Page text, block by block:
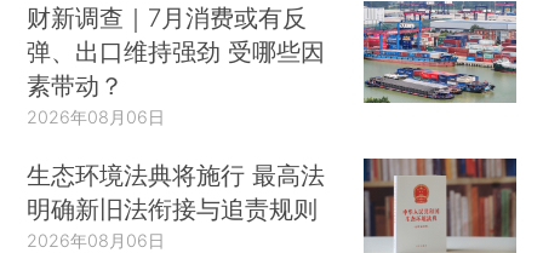
财新调查｜7月消费或有反
弹、出口维持强劲 受哪些因
素带动？
2026年08月06日
生态环境法典将施行 最高法
明确新旧法衔接与追责规则
2026年08月06日